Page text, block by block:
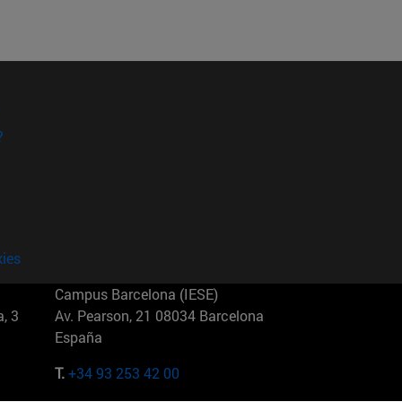
3
Campus Barcelona (IESE)
Av. Pearson, 21 08034 Barcelona
España
T.+34 93 253 42 00